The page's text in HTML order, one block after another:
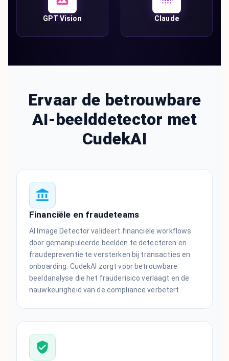
GPT Vision Claude
Ervaar de betrouwbare
AI-beelddetector met
CudekAI
Financiële en fraudeteams
AI Image Detector valideert financiële workflows
door gemanipuleerde beelden te detecteren en
fraudepreventie te versterken bij transacties en
onboarding. CudekAI zorgt voor betrouwbare
beeldanalyse die het frauderisico verlaagt en de
nauwkeurigheid van de compliance verbetert.